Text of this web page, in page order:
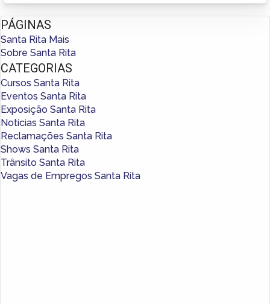
PÁGINAS
Santa Rita Mais
Sobre Santa Rita
CATEGORIAS
Cursos Santa Rita
Eventos Santa Rita
Exposição Santa Rita
Notícias Santa Rita
Reclamações Santa Rita
Shows Santa Rita
Trânsito Santa Rita
Vagas de Empregos Santa Rita